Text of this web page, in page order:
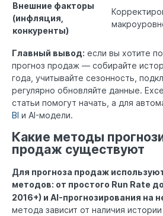
Внешние факторы
(инфляция,
конкуренты)
Главный вывод: если вы хотите
прогноз продаж — собирайте
года, учитывайте сезонность,
регулярно обновляйте данные.
статьи помогут начать, а для
BI и AI-модели.
Какие методы
продаж существуют
Для прогноза продаж
методов: от простого Run Rate до
2016+) и AI-прогнозирования на
метода зависит от наличия